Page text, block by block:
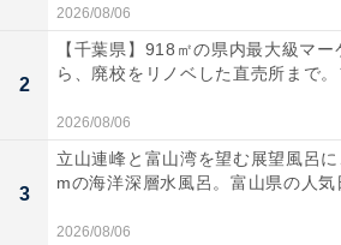
タッチノイズを軽減し、長時間の
スタイルを維持できる設計も魅力で
ユーザーからは「音の分離感が素
を選ばず聴ける」と高い評価を得
「ケーブルが細く絡まりやすい」「
るなら物足りないかも」という声
2026/08/06
2
【千葉県】918㎡の県内最大級マー
ら、廃校をリノベした直売所まで。
2026/08/06
3
立山連峰と富山湾を望む展望風呂
mの海洋深層水風呂。富山県の人気
2026/08/06